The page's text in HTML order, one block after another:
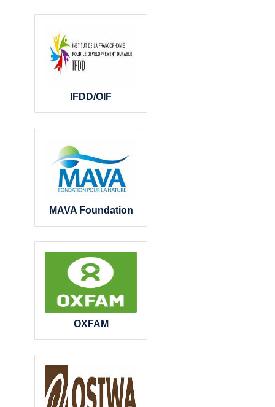
IFDD/OIF
MAVA Foundation
OXFAM